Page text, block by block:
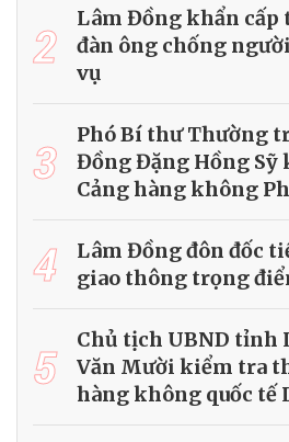
2
Lâm Đồng khẩn cấp
đàn ông chống
vụ
3
Phó Bí thư Thường
Đồng Đặng Hồng Sỹ
Cảng hàng không
4
Lâm Đồng đôn đốc
giao thông trọng
5
Chủ tịch UBND tỉnh
Văn Mười kiểm tra
hàng không quốc tế